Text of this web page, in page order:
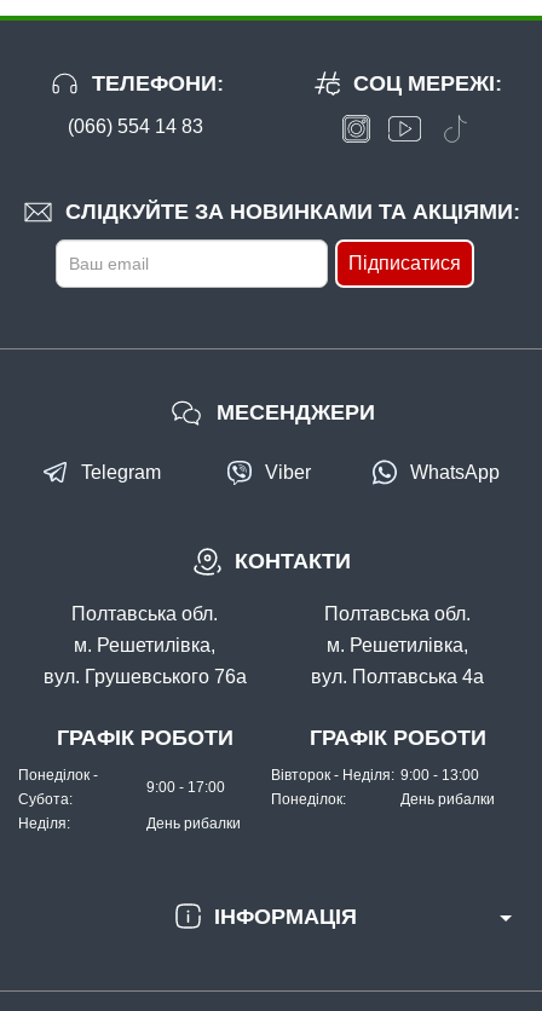
ТЕЛЕФОНИ:
(066) 554 14 83
СЛІДКУЙТЕ ЗА НОВИНКАМИ ТА АКЦІЯМИ:
Підписатися
СОЦ МЕРЕЖІ:
ІНФОРМАЦІЯ
КОНТАКТИ
Полтавська обл.
м. Решетилівка,
вул. Грушевського 76а
ГРАФІК РОБОТИ
Понеділок -
Субота:
9:00 - 17:00
Неділя: День рибалки
Полтавська обл.
м. Решетилівка,
вул. Полтавська 4а
ГРАФІК РОБОТИ
Вівторок - Неділя: 9:00 - 13:00
Понеділок:
День рибалки
МЕСЕНДЖЕРИ
Telegram Viber WhatsApp